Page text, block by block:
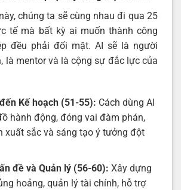
chúng ta sẽ cùng nhau đi qua 25
tế mà bất kỳ ai muốn thành công
đều phải đối mặt. AI sẽ là người
là mentor và là cộng sự đắc lực của
Kế hoạch (51-55): Cách dùng AI
hành động, đóng vai đàm phán,
xuất sắc và sáng tạo ý tưởng đột
đề và Quản lý (56-60): Xây dựng
hoảng, quản lý tài chính, hỗ trợ